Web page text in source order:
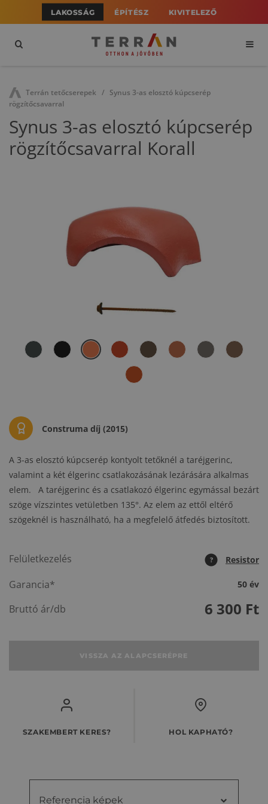
LAKOSSÁG ÉPÍTÉSZ KIVITELEZŐ
Terrán tetőcserepek
Synus 3-as elosztó kúpcserép
rögzítőcsavarral
Synus 3-as elosztó kúpcserép
rögzítőcsavarral Korall
Construma díj (2015)
A 3-as elosztó kúpcserép kontyolt tetőknél a taréjgerinc,
valamint a két élgerinc csatlakozásának lezárására alkalmas
elem. A taréjgerinc és a csatlakozó élgerinc egymással bezárt
szöge vízszintes vetületben 135°. Az elem az ettől eltérő
szögeknél is használható, ha a megfelelő átfedés biztosított.
Felületkezelés ? Resistor
Garancia* 50 év
Bruttó ár/db 6 300 Ft
VISSZA AZ ALAPCSERÉPRE
SZAKEMBERT KERES? HOL KAPHATÓ?
Referencia képek